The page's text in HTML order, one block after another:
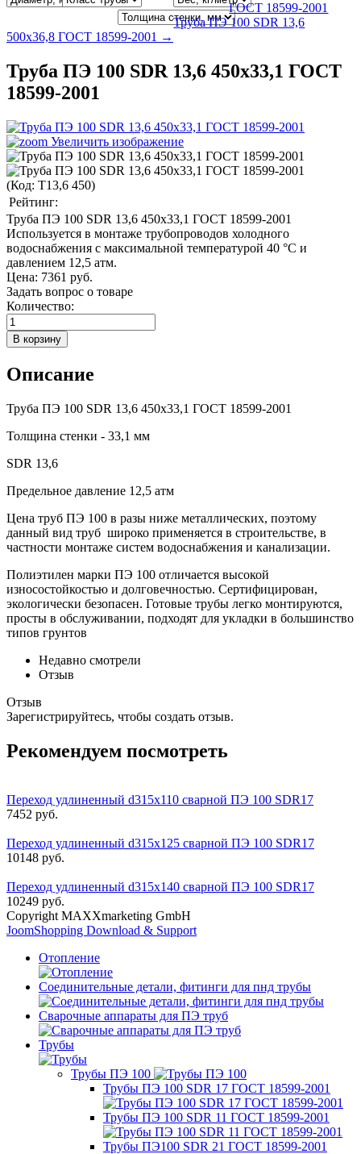
ГОСТ 18599-2001
Труба ПЭ 100 SDR 13,6
500x36,8 ГОСТ 18599-2001 →
Труба ПЭ 100 SDR 13,6 450x33,1 ГОСТ
18599-2001
Увеличить изображение
(Код: T13,6 450)
Рейтинг:
Труба ПЭ 100 SDR 13,6 450x33,1 ГОСТ 18599-2001
Используется в монтаже трубопроводов холодного
водоснабжения с максимальной температурой 40 °C и
давлением 12,5 атм.
Цена: 7361 руб.
Задать вопрос о товаре
Количество:
Описание
Труба ПЭ 100 SDR 13,6 450x33,1 ГОСТ 18599-2001
Толщина стенки - 33,1 мм
SDR 13,6
Предельное давление 12,5 атм
Цена труб ПЭ 100 в разы ниже металлических, поэтому
данный вид труб широко применяется в строительстве, в
частности монтаже систем водоснабжения и канализации.
Полиэтилен марки ПЭ 100 отличается высокой
износостойкостью и долговечностью. Сертифицирован,
экологически безопасен. Готовые трубы легко монтируются,
просты в обслуживании, подходят для укладки в большинство
типов грунтов
Недавно смотрели
Отзыв
Отзыв
Зарегистрируйтесь, чтобы создать отзыв.
Рекомендуем посмотреть
Переход удлиненный d315х110 сварной ПЭ 100 SDR17
7452 руб.
Переход удлиненный d315х125 сварной ПЭ 100 SDR17
10148 руб.
Переход удлиненный d315х140 сварной ПЭ 100 SDR17
10249 руб.
Copyright MAXXmarketing GmbH
JoomShopping Download & Support
Отопление
Соединительные детали, фитинги для пнд трубы
Сварочные аппараты для ПЭ труб
Трубы
Трубы ПЭ 100
Трубы ПЭ 100 SDR 17 ГОСТ 18599-2001
Трубы ПЭ 100 SDR 11 ГОСТ 18599-2001
Трубы ПЭ100 SDR 21 ГОСТ 18599-2001